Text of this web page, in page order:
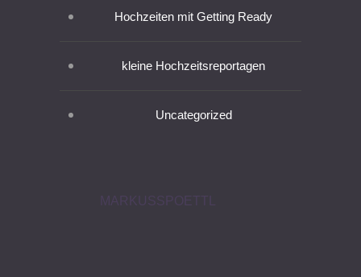
Hochzeiten mit Getting Ready
kleine Hochzeitsreportagen
Uncategorized
MARKUSSPOETTL